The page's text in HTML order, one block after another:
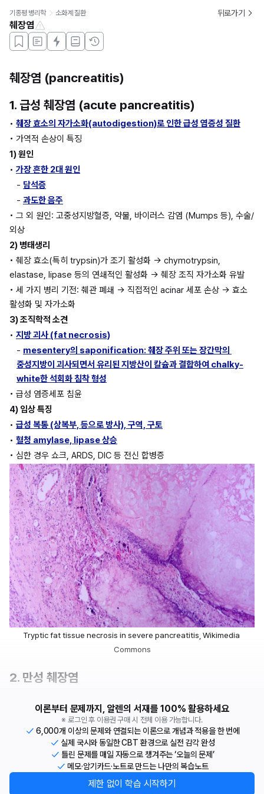
기종평 병리학 소화계 질환 뒤로가기
췌장염
췌장염 (pancreatitis)
1. 급성 췌장염 (acute pancreatitis)
• 췌장 효소의 자가소화(autodigestion)로 인한 급성 염증성 질환
• 가역적 손상이 특징
1) 원인
• 가장 흔한 2대 원인
- 담석증
- 과도한 음주
• 그 외 원인: 고중성지방혈증, 약물, 바이러스 감염 (Mumps 등), 수술/
외상
2) 병태생리
• 췌장 효소(특히 trypsin)가 조기 활성화 → chymotrypsin,
elastase, lipase 등의 연쇄적인 활성화 → 췌장 조직 자가소화 유발
• 세 가지 병리 기전: 췌관 폐쇄 → 직접적인 acinar 세포 손상 → 효소
활성화 및 자가소화
3) 조직학적 소견
• 지방 괴사 (fat necrosis)
- mesentery의 saponification: 췌장 주위 또는 장간막의
중성지방이 괴사되면서 유리된 지방산이 칼슘과 결합하여 chalky-
white한 석회화 침착 형성
• 급성 염증세포 침윤
4) 임상 특징
• 급성 복통 (상복부, 등으로 방사), 구역, 구토
• 혈청 amylase, lipase 상승
• 심한 경우 쇼크, ARDS, DIC 등 전신 합병증
Tryptic fat tissue necrosis in severe pancreatitis, Wikimedia
Commons
2. 만성 췌장염
이론부터 문제까지, 알렌의 서재를 100% 활용하세요
※ 로그인 후 이용권 구매 시 전체 이용 가능합니다.
6,000개 이상의 문제와 연결되는 이론으로 개념과 적용을 한 번에
실제 국시와 동일한 CBT 환경으로 실전 감각 완성
틀린 문제를 매일 자동으로 챙겨주는 ‘오늘의 문제’
메모·암기카드·노트로 만드는 나만의 복습노트
제한 없이 학습 시작하기